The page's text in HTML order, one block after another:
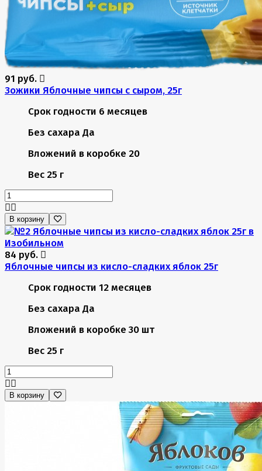
91 руб.
Зожики Яблочные чипсы с сыром, 25г
Срок годности 6 месяцев
Без сахара Да
Вложений в коробке 20
Вес 25 г
В корзину
84 руб.
Яблочные чипсы из кисло-сладких яблок 25г
Срок годности 12 месяцев
Без сахара Да
Вложений в коробке 30 шт
Вес 25 г
В корзину